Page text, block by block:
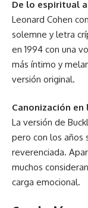
De lo espiritual
Leonard Cohen
solemne y letra
en 1994 con una
más íntimo y
versión original.
Canonización
La versión de
pero con los años
reverenciada.
muchos
carga emocional.